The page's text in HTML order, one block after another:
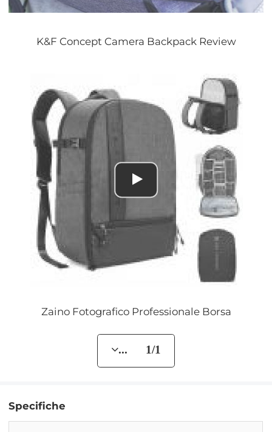
K&F Concept Camera Backpack Review
Zaino Fotografico Professionale Borsa
... 1/1
Specifiche